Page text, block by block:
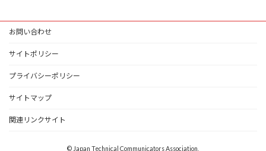
お問い合わせ
サイトポリシー
プライバシーポリシー
サイトマップ
関連リンクサイト
© Japan Technical Communicators Association,